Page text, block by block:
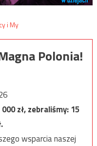
Polonia!
000zł, zebraliśmy:15
wsparcia naszej